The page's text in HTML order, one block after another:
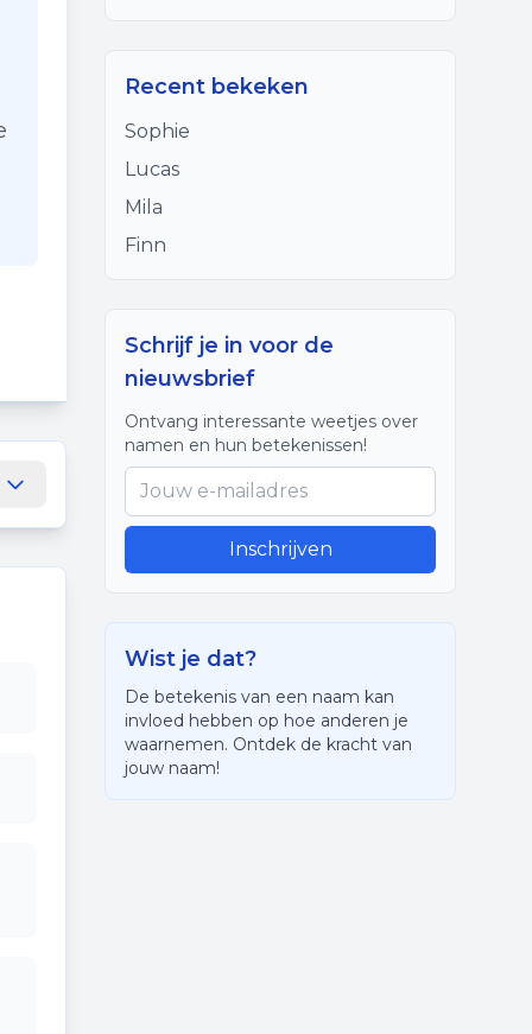
Recent bekeken
Sophie
Lucas
Mila
Finn
Schrijf je in voor de
nieuwsbrief
Ontvang interessante weetjes over
namen en hun betekenissen!
Inschrijven
Wist je dat?
De betekenis van een naam kan
invloed hebben op hoe anderen je
waarnemen. Ontdek de kracht van
jouw naam!